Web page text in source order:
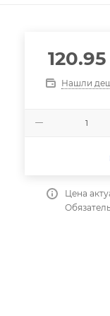
120.95
Нашли
Цена